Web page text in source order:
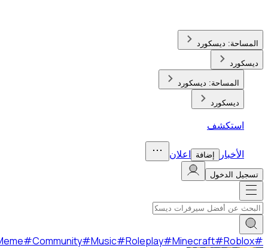
Gaming#Social#Fun#Anime#Meme#Community#Music#